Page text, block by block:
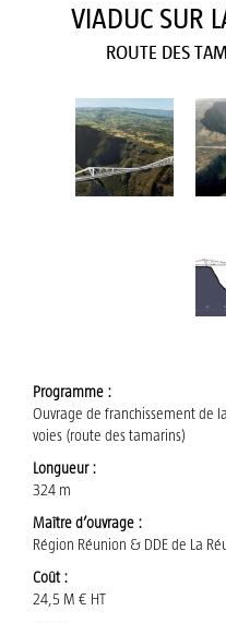
PROJETS
AGENCE
VIADUC SUR
ROUTE DES
Programme :
Ouvrage de franchissement de
voies (route des tamarins)
Longueur :
324 m
Maître d’ouvrage :
Région Réunion & DDE de La
Coût :
24,5 M € HT